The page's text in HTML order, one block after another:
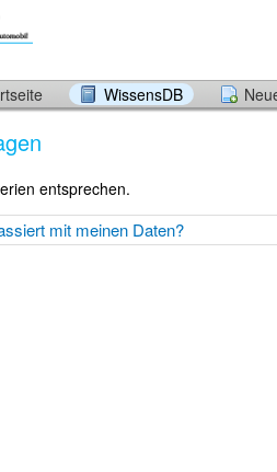
WissensDB
entsprechen.
mit meinen Daten?